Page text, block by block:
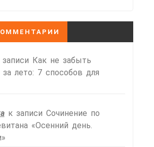
Как не забыть
за лето: 7 способов для
к записи Сочинение по
«Осенний день.